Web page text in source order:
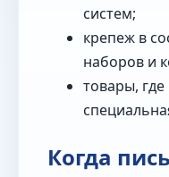
систем;
крепеж в
наборов и
товары,
Когда